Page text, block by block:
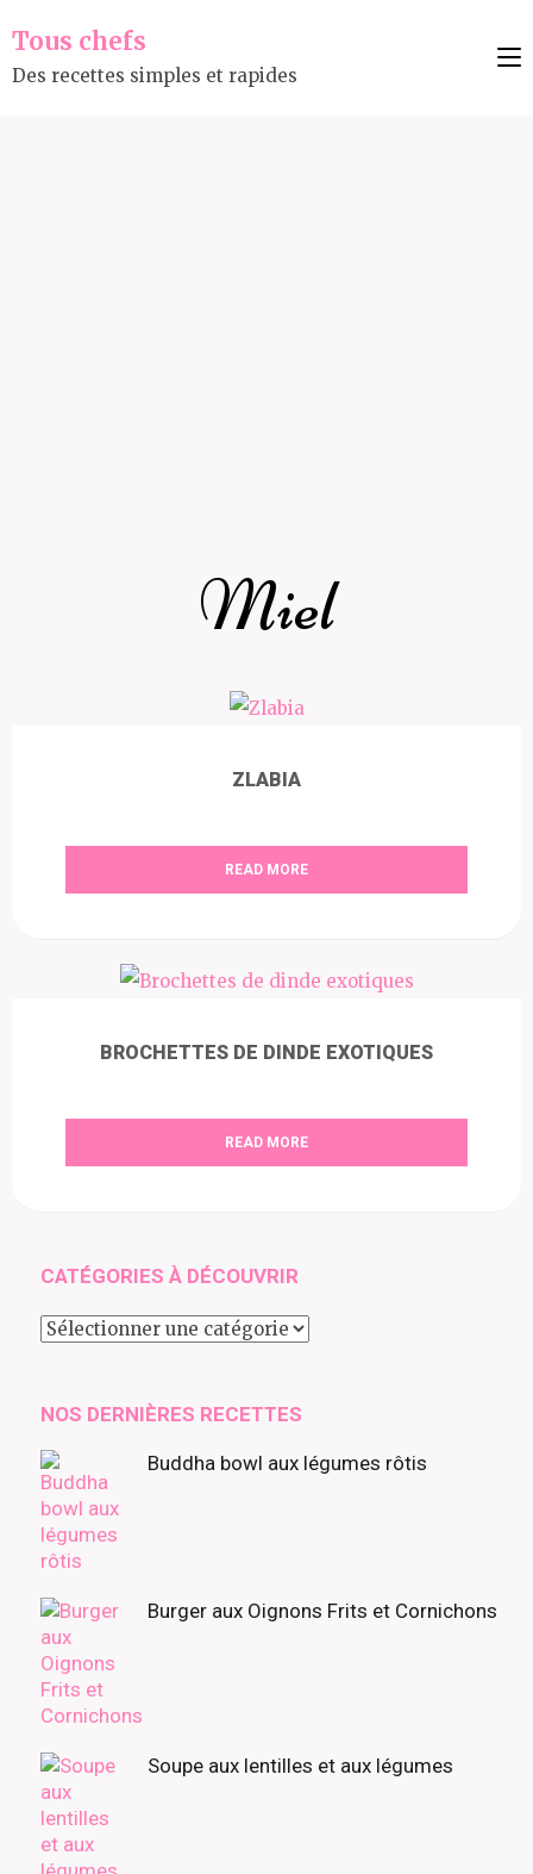
Tous chefs
Des recettes simples et rapides
Miel
ZLABIA
READ MORE
BROCHETTES DE DINDE EXOTIQUES
READ MORE
CATÉGORIES À DÉCOUVRIR
Catégories
NOS DERNIÈRES RECETTES
Buddha bowl aux légumes rôtis
Burger aux Oignons Frits et Cornichons
Soupe aux lentilles et aux légumes